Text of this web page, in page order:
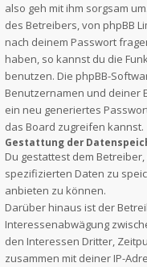
also geh mit ihm sorgsam
des Betreibers, von phpBB
nach deinem Passwort
haben, so kannst du die
benutzen. Die phpBB-
Benutzernamen und deiner
ein neu generiertes
das Board zugreifen kannst.
Gestattung der
Du gestattest dem
spezifizierten Daten zu
anbieten zu können.
Darüber hinaus ist der
Interessenabwägung
den Interessen Dritter,
zusammen mit deiner IP-